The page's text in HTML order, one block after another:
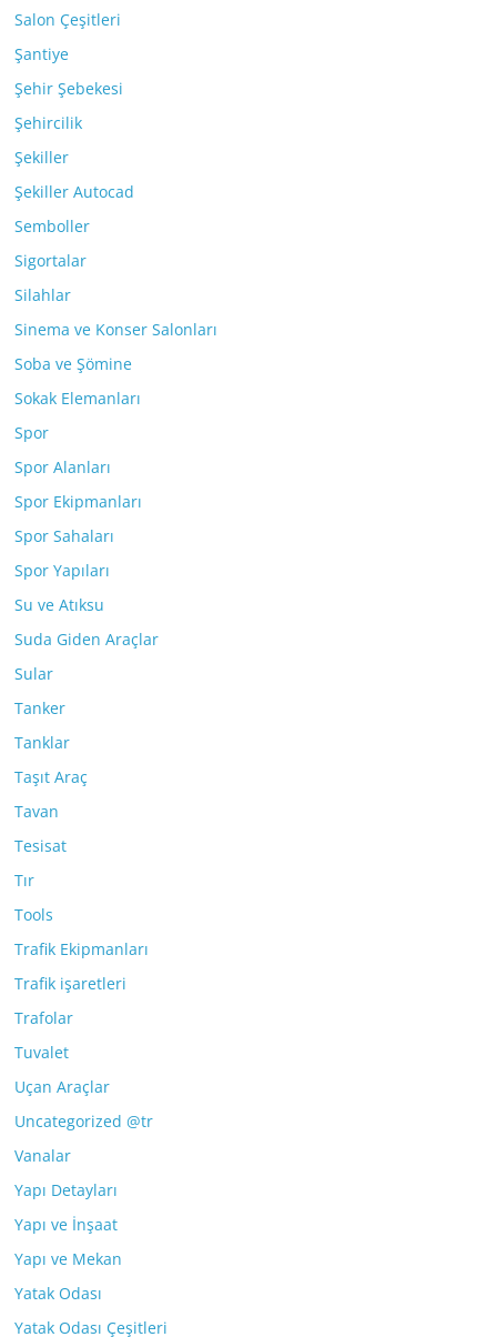
Salon Çeşitleri
Şantiye
Şehir Şebekesi
Şehircilik
Şekiller
Şekiller Autocad
Semboller
Sigortalar
Silahlar
Sinema ve Konser Salonları
Soba ve Şömine
Sokak Elemanları
Spor
Spor Alanları
Spor Ekipmanları
Spor Sahaları
Spor Yapıları
Su ve Atıksu
Suda Giden Araçlar
Sular
Tanker
Tanklar
Taşıt Araç
Tavan
Tesisat
Tır
Tools
Trafik Ekipmanları
Trafik işaretleri
Trafolar
Tuvalet
Uçan Araçlar
Uncategorized @tr
Vanalar
Yapı Detayları
Yapı ve İnşaat
Yapı ve Mekan
Yatak Odası
Yatak Odası Çeşitleri